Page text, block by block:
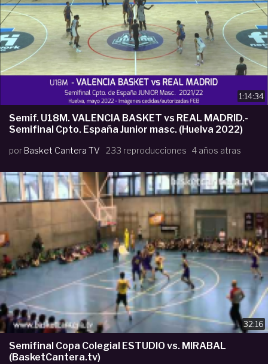
1:14:34
Semif. U18M. VALENCIA BASKET vs REAL MADRID.-
Semifinal Cpto. España Junior masc. (Huelva 2022)
por Basket Cantera TV 233 reproducciones 4 años atras
32:16
Semifinal Copa Colegial ESTUDIO vs. MIRABAL
(BasketCantera.tv)